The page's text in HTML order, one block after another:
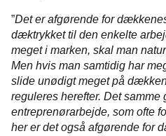
”Det er afgørende for
dæktrykket til den enkelte
meget i marken, skal man
Men hvis man samtidig har
slide unødigt meget på
reguleres herefter. Det
entreprenørarbejde, som ofte
her er det også afgørende for